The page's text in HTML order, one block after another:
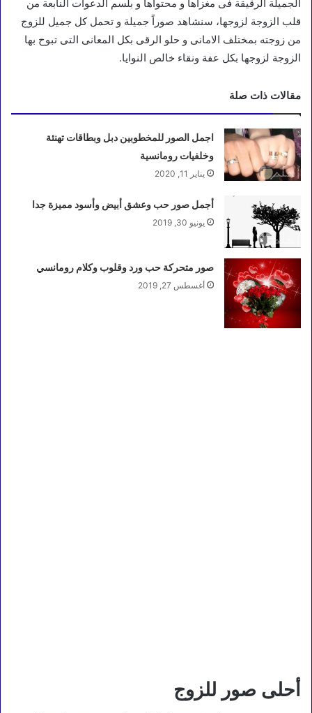
الجميلة الرقيقة فى مغزاها و محتواها و بلسم الدعوات النابعة من
قلب الزوجة لزوجها، سنشاهد صوراً جميلة و تحمل كل جميل للزوج
من زوجته بمختلف الامانى و حلو الرقى بكل المعانى التى تبوح بها
الزوجة لزوجها بكل عفة ونقاء خالص النوايا.
مقالات ذات صلة
اجمل الصور للمخطوبين دبل وبطاقات تهنئة
وخلفيات رومانسية
يناير 11, 2020
أجمل صور حب وعشق أبيض وأسود مميزة جدا
يونيو 30, 2019
صور متحركة حب ورد وقلوب وكلام رومانسي
أغسطس 27, 2019
أحلى صور للزوج